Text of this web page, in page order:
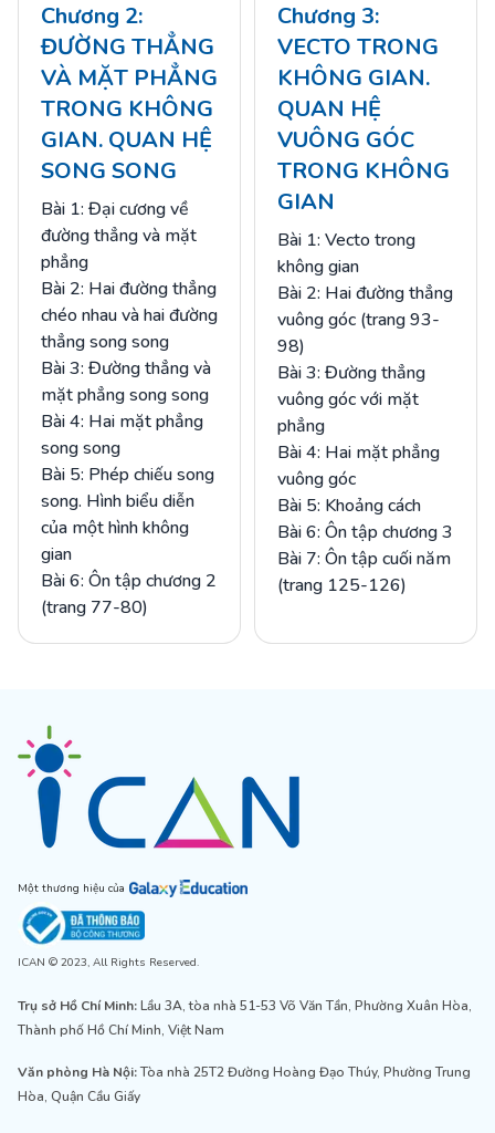
Chương 2:
ĐƯỜNG THẲNG
VÀ MẶT PHẲNG
TRONG KHÔNG
GIAN. QUAN HỆ
SONG SONG
Bài 1: Đại cương về
đường thẳng và mặt
phẳng
Bài 2: Hai đường thẳng
chéo nhau và hai đường
thẳng song song
Bài 3: Đường thẳng và
mặt phẳng song song
Bài 4: Hai mặt phẳng
song song
Bài 5: Phép chiếu song
song. Hình biểu diễn
của một hình không
gian
Bài 6: Ôn tập chương 2
(trang 77-80)
Chương 3:
VECTO TRONG
KHÔNG GIAN.
QUAN HỆ
VUÔNG GÓC
TRONG KHÔNG
GIAN
Bài 1: Vecto trong
không gian
Bài 2: Hai đường thẳng
vuông góc (trang 93-
98)
Bài 3: Đường thẳng
vuông góc với mặt
phẳng
Bài 4: Hai mặt phẳng
vuông góc
Bài 5: Khoảng cách
Bài 6: Ôn tập chương 3
Bài 7: Ôn tập cuối năm
(trang 125-126)
Một thương hiệu của
ICAN © 2023, All Rights Reserved.
Trụ sở Hồ Chí Minh:Lầu 3A, tòa nhà 51-53 Võ Văn Tần, Phường Xuân Hòa,
Thành phố Hồ Chí Minh, Việt Nam
Văn phòng Hà Nội:Tòa nhà 25T2 Đường Hoàng Đạo Thúy, Phường Trung
Hòa, Quận Cầu Giấy